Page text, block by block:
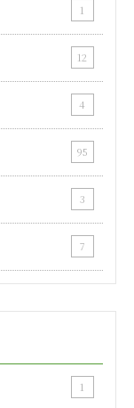
1
12
4
95
3
7
1